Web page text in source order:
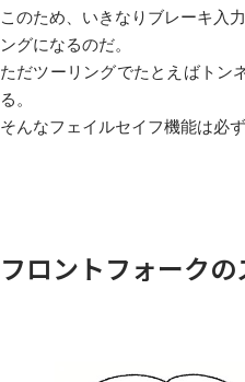
このため、いきなりブレーキ入
ングになるのだ。
ただツーリングでたとえばトン
る。
そんなフェイルセイフ機能は必
フロントフォーク